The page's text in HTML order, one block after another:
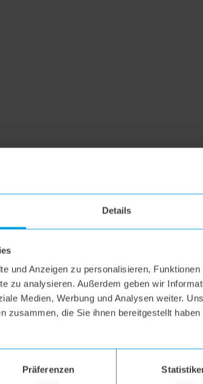
Details
und Anzeigen zu personalisieren,
zu analysieren. Außerdem geben wir
Medien, Werbung und Analysen weiter.
zusammen, die Sie ihnen bereitgestellt
Präferenzen